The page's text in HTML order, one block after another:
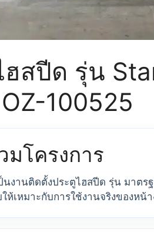
สปีด รุ่น
OZ-100525
มโครงการ
นงานติดตั้งประตูไฮสปีด รุ่น มาตร
ห้เหมาะกับการใช้งานจริงของหน้